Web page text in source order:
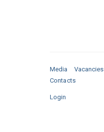
Media Vacancies
Contacts
Login